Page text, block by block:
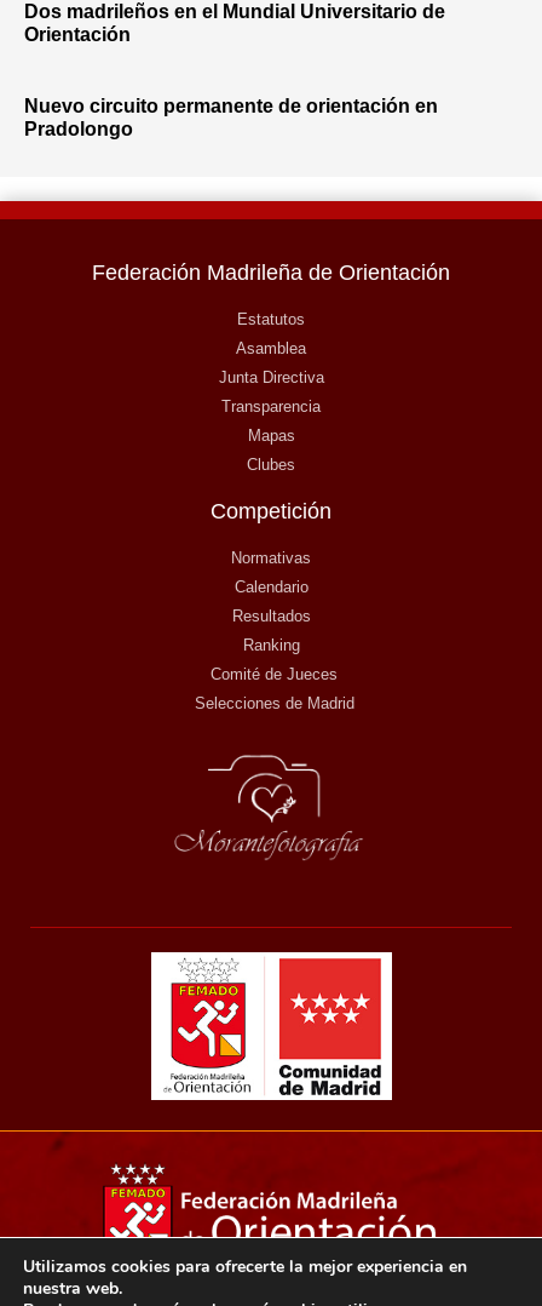
Dos madrileños en el Mundial Universitario de
Orientación
Nuevo circuito permanente de orientación en
Pradolongo
Federación Madrileña de Orientación
Estatutos
Asamblea
Junta Directiva
Transparencia
Mapas
Clubes
Competición
Normativas
Calendario
Resultados
Ranking
Comité de Jueces
Selecciones de Madrid
Copyright 2021© Federación madrileña de orientación.
Utilizamos cookies para ofrecerte la mejor experiencia en
nuestra web.